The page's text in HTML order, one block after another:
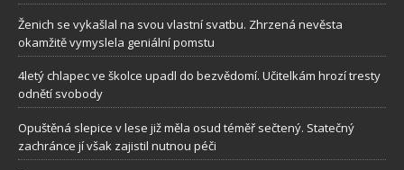
Ženich se vykašlal na svou vlastní svatbu. Zhrzená nevěsta
okamžitě vymyslela geniální pomstu
4letý chlapec ve školce upadl do bezvědomí. Učitelkám hrozí tresty
odnětí svobody
Opuštěná slepice v lese již měla osud téměř sečtený. Statečný
zachránce jí však zajistil nutnou péči